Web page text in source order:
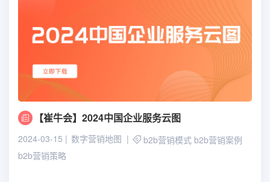
【崔牛会】2024中国企业服务云图
2024-03-15 数字营销地图 b2b营销模式 b2b营销案例
b2b营销策略